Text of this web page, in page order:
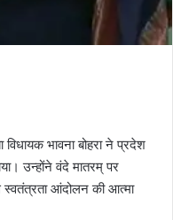
भावना बोहरा ने प्रदेश
उन्होंने वंदे मातरम् पर
स्वतंत्रता आंदोलन की आत्मा